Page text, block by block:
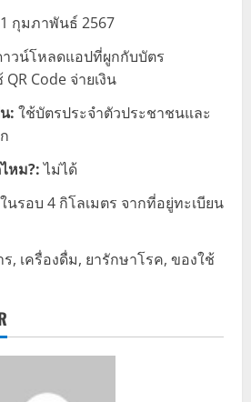
1 กุมภาพันธ์ 2567
าวน์โหลดแอปที่ผูกกับบัตร
Code จ่ายเงิน
: ใช้บัตรประจำตัวประชาชนและ
หม?:ไม่ได้
นรอบ 4 กิโลเมตร จากที่อยู่ทะเบียน
, เครื่องดื่ม, ยารักษาโรค, ของใช้